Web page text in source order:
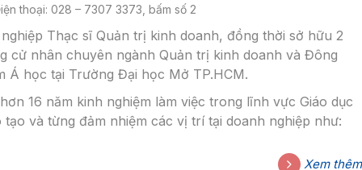
thoại: 028 – 7307 3373, bấm số 2
Thạc sĩ Quản trị kinh doanh, đồng thời sở hữu 2
cử nhân chuyên ngành Quản trị kinh doanh và Đông
Á học tại Trường Đại học Mở TP.HCM.
16 năm kinh nghiệm làm việc trong lĩnh vực Giáo dục
tạo và từng đảm nhiệm các vị trí tại doanh nghiệp như:
tế. Hiện tại, ông Lê Thanh Giang giữ vị trí Trưởng Bộ
Xem thêm